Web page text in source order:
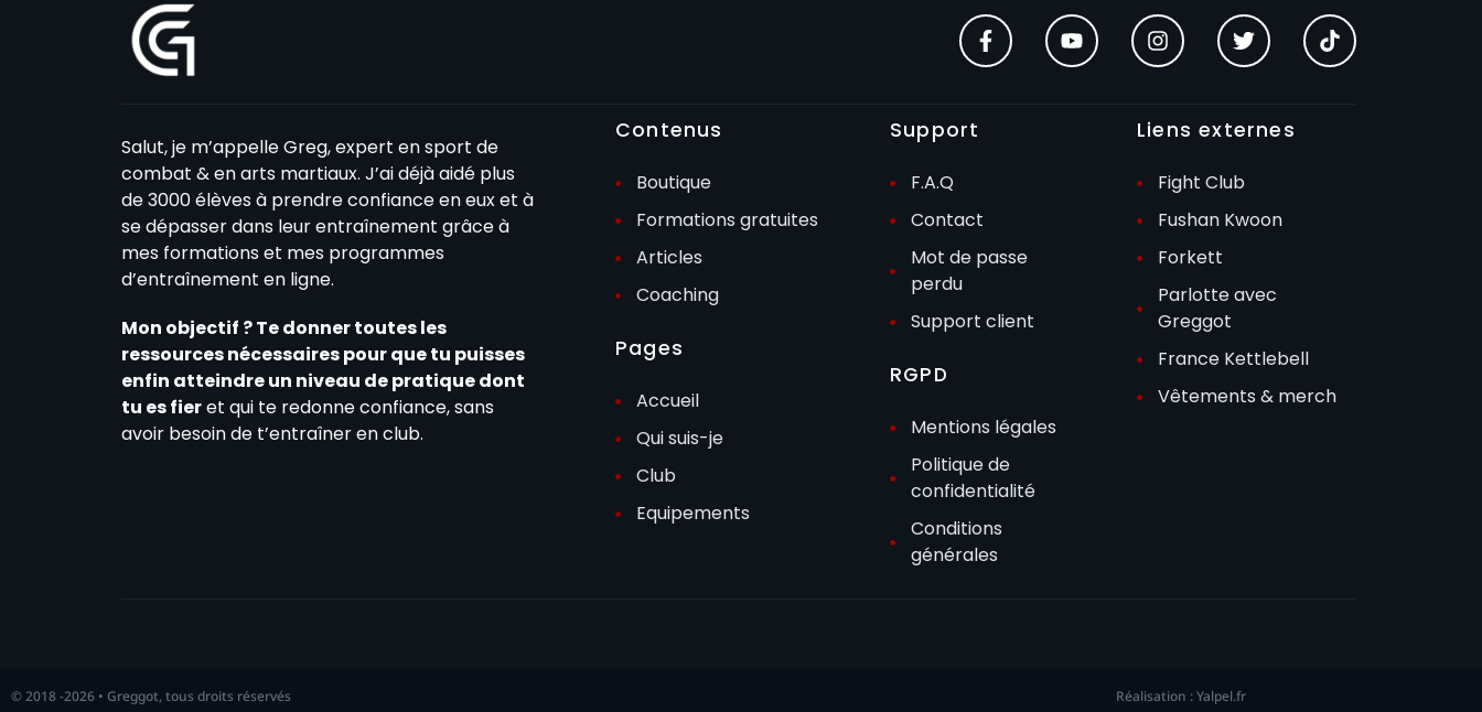
Salut, je m’appelle Greg, expert en sport de
combat & en arts martiaux. J’ai déjà aidé plus
de 3000 élèves à prendre confiance en eux et à
se dépasser dans leur entraînement grâce à
mes formations et mes programmes
d’entraînement en ligne.
Mon objectif ? Te donner toutes les
ressources nécessaires pour que tu puisses
enfin atteindre un niveau de pratique dont
tu es fieret qui te redonne confiance, sans
avoir besoin de t’entraîner en club.
Contenus
Boutique
Formations gratuites
Articles
Coaching
Pages
Accueil
Qui suis-je
Club
Equipements
Support
F.A.Q
Contact
Mot de passe
perdu
Support client
RGPD
Mentions légales
Politique de
confidentialité
Conditions
générales
Liens externes
Fight Club
Fushan Kwoon
Forkett
Parlotte avec
Greggot
France Kettlebell
Vêtements & merch
© 2018 -2026 • Greggot, tous droits réservés Réalisation : Yalpel.fr